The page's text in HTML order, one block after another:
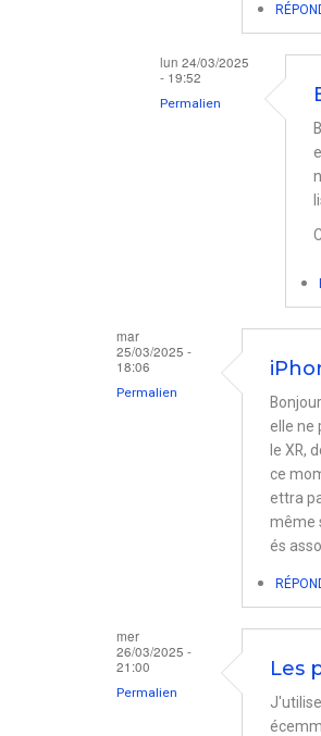
lun 24/03/2025
- 19:52
Permalien
mar
25/03/2025 -
18:06
Permalien
elle ne
le XR,
ce
ettra
même
és
mer
26/03/2025 -
21:00
Permalien
Les